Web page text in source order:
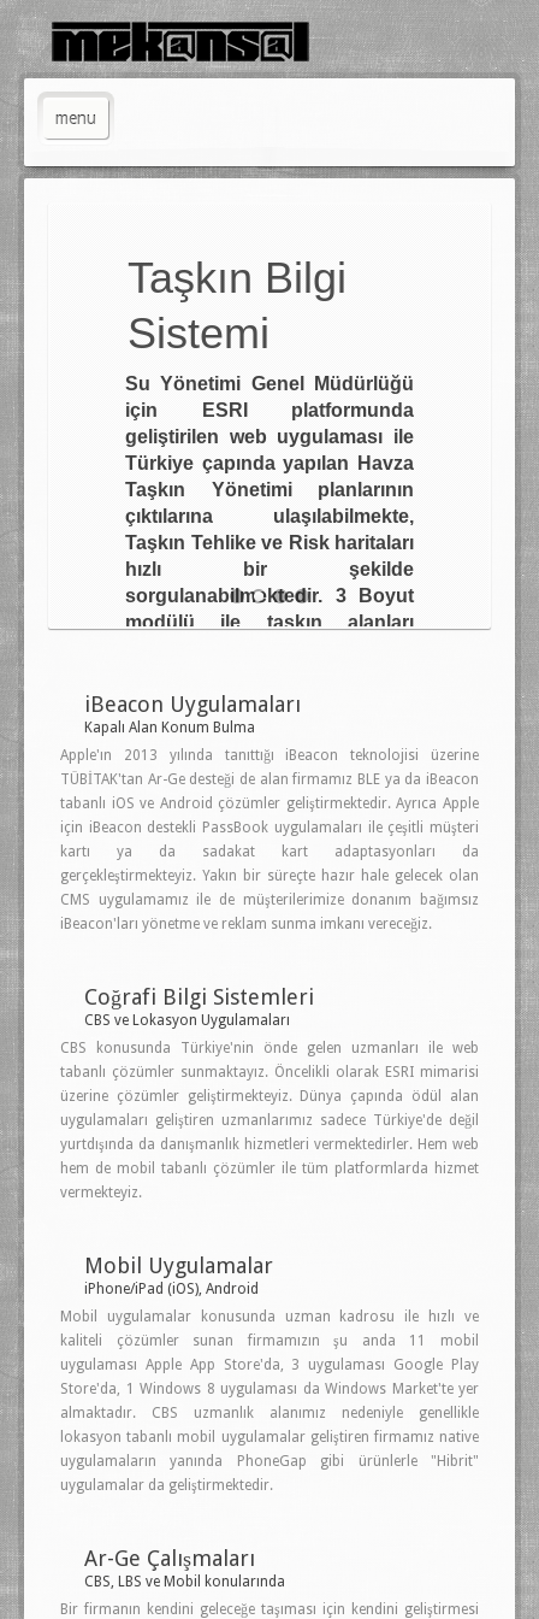
menu
Anasayfa
Bilgi
Su Yönetimi Genel Müdürlüğü
için ESRI platformunda
geliştirilen web uygulaması ile
Türkiye çapında yapılan Havza
Taşkın Yönetimi planlarının
çıktılarına ulaşılabilmekte,
Taşkın Tehlike ve Risk haritaları
hızlı bir şekilde
sorgulanabilmektedir. 3 Boyut
modülü ile taşkın alanları
Bu fonksiyonlara ek olarak
anlık tahliye haritası da proje
içerinden oluşturulabilmektedir.
iBeacon Uygulamaları
Kapalı Alan Konum Bulma
Apple'ın 2013 yılında tanıttığı iBeacon teknolojisi üzerine
TÜBİTAK'tan Ar-Ge desteği de alan firmamız BLE ya da iBeacon
tabanlı iOS ve Android çözümler geliştirmektedir. Ayrıca Apple
için iBeacon destekli PassBook uygulamaları ile çeşitli müşteri
kartı ya da sadakat kart adaptasyonları da
gerçekleştirmekteyiz. Yakın bir süreçte hazır hale gelecek olan
CMS uygulamamız ile de müşterilerimize donanım bağımsız
iBeacon'ları yönetme ve reklam sunma imkanı vereceğiz.
Coğrafi Bilgi Sistemleri
CBS ve Lokasyon Uygulamaları
CBS konusunda Türkiye'nin önde gelen uzmanları ile web
tabanlı çözümler sunmaktayız. Öncelikli olarak ESRI mimarisi
üzerine çözümler geliştirmekteyiz. Dünya çapında ödül alan
uygulamaları geliştiren uzmanlarımız sadece Türkiye'de değil
yurtdışında da danışmanlık hizmetleri vermektedirler. Hem web
hem de mobil tabanlı çözümler ile tüm platformlarda hizmet
vermekteyiz.
Mobil Uygulamalar
iPhone/iPad (iOS), Android
Mobil uygulamalar konusunda uzman kadrosu ile hızlı ve
kaliteli çözümler sunan firmamızın şu anda 11 mobil
uygulaması Apple App Store'da, 3 uygulaması Google Play
Store'da, 1 Windows 8 uygulaması da Windows Market'te yer
almaktadır. CBS uzmanlık alanımız nedeniyle genellikle
lokasyon tabanlı mobil uygulamalar geliştiren firmamız native
uygulamaların yanında PhoneGap gibi ürünlerle "Hibrit"
uygulamalar da geliştirmektedir.
Ar-Ge Çalışmaları
CBS, LBS ve Mobil konularında
Bir firmanın kendini geleceğe taşıması için kendini geliştirmesi